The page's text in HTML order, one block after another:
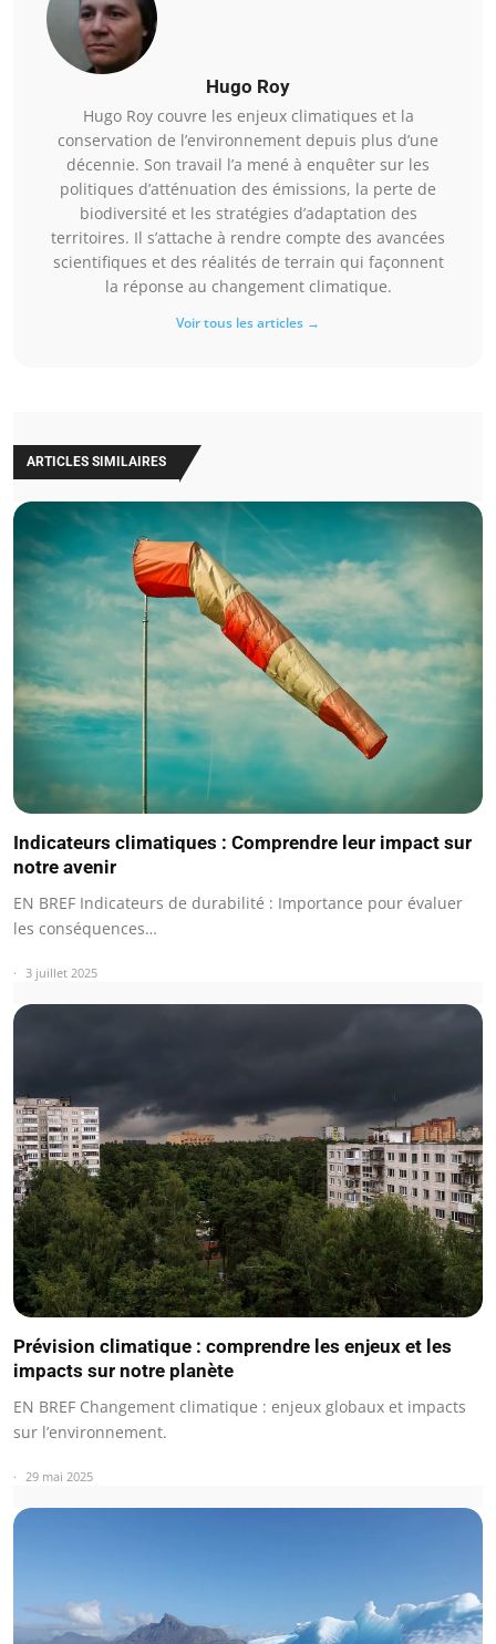
Hugo Roy
Hugo Roy couvre les enjeux climatiques et la
conservation de l’environnement depuis plus d’une
décennie. Son travail l’a mené à enquêter sur les
politiques d’atténuation des émissions, la perte de
biodiversité et les stratégies d’adaptation des
territoires. Il s’attache à rendre compte des avancées
scientifiques et des réalités de terrain qui façonnent
la réponse au changement climatique.
Voir tous les articles →
ARTICLES SIMILAIRES
Indicateurs climatiques : Comprendre leur impact sur
notre avenir
EN BREF Indicateurs de durabilité : Importance pour évaluer
les conséquences…
3 juillet 2025
Prévision climatique : comprendre les enjeux et les
impacts sur notre planète
EN BREF Changement climatique : enjeux globaux et impacts
sur l’environnement.
29 mai 2025